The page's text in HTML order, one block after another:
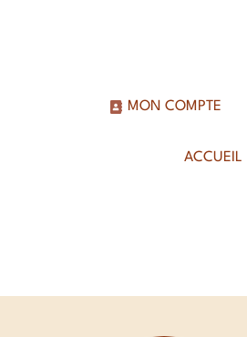
MON COMPTE
ACCUEIL